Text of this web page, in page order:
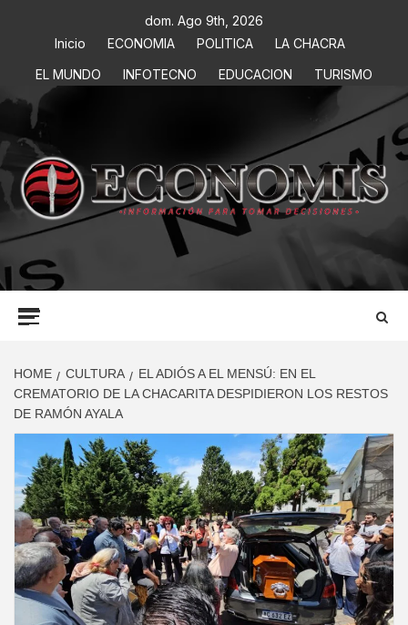
dom. Ago 9th, 2026
Inicio
ECONOMIA POLITICA
LA CHACRA
EL MUNDO
INFOTECNO EDUCACION TURISMO
ECONOMIS
INFORMACIÓN PARA TOMAR DECISIONES
HOME CULTURA
EL ADIÓS A EL MENSÚ: EN EL
CREMATORIO DE LA CHACARITA DESPIDIERON LOS RESTOS
DE RAMÓN AYALA